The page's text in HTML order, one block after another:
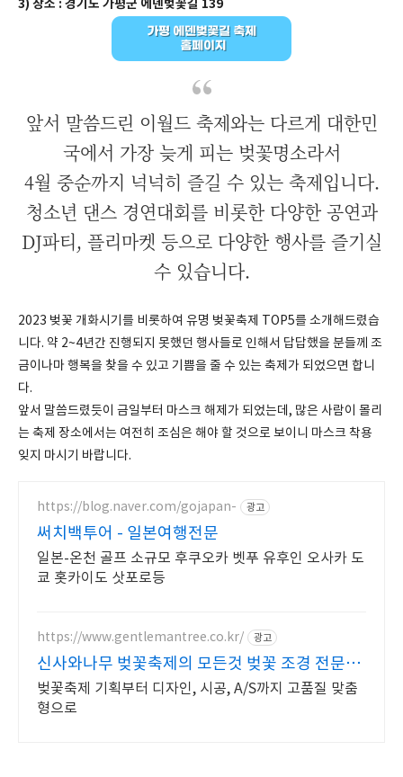
3) 장소 : 경기도 가평군 에덴벚꽃길 139
앞서 말씀드린 이월드 축제와는 다르게 대한민
국에서 가장 늦게 피는 벚꽃명소라서
4월 중순까지 넉넉히 즐길 수 있는 축제입니다.
청소년 댄스 경연대회를 비롯한 다양한 공연과
DJ파티, 플리마켓 등으로 다양한 행사를 즐기실
수 있습니다.
2023 벚꽃 개화시기를 비롯하여 유명 벚꽃축제 TOP5를 소개해드렸습
니다. 약 2~4년간 진행되지 못했던 행사들로 인해서 답답했을 분들께 조
금이나마 행복을 찾을 수 있고 기쁨을 줄 수 있는 축제가 되었으면 합니
다.
앞서 말씀드렸듯이 금일부터 마스크 해제가 되었는데, 많은 사람이 몰리
는 축제 장소에서는 여전히 조심은 해야 할 것으로 보이니 마스크 착용
잊지 마시기 바랍니다.
https://blog.naver.com/gojapan- 광고
써치백투어 - 일본여행전문
일본-온천 골프 소규모 후쿠오카 벳푸 유후인 오사카 도
쿄 홋카이도 삿포로등
https://www.gentlemantree.co.kr/ 광고
신사와나무 벚꽃축제의 모든것 벚꽃 조경 전문기
업
벚꽃축제 기획부터 디자인, 시공, A/S까지 고품질 맞춤
형으로